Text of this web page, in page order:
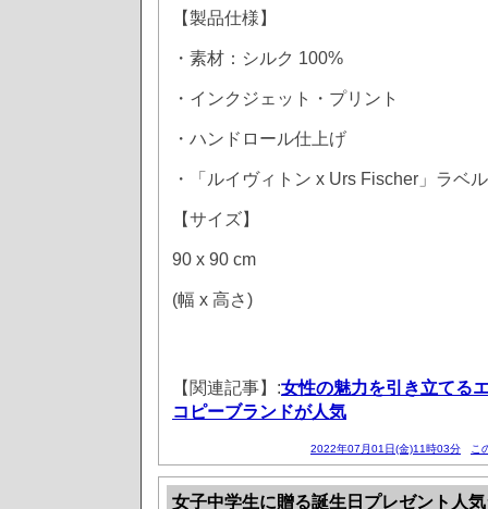
【製品仕様】
・素材：シルク 100%
・インクジェット・プリント
・ハンドロール仕上げ
・「ルイヴィトン x Urs Fischer」ラベル
【サイズ】
90 x 90 cm
(幅 x 高さ)
【関連記事】:女性の魅力を引き立てる
コピーブランドが人気
2022年07月01日(金)11時03分 こ
女子中学生に贈る誕生日プレゼント人